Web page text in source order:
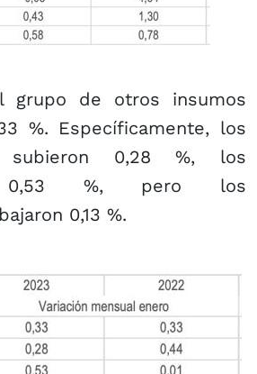
grupo de otros insumos
%. Específicamente, los
subieron 0,28 %, los
0,53 %, pero los
0,13 %.